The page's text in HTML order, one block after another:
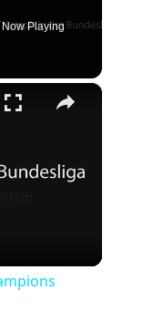
Now Playing
×